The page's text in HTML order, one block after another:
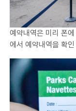
예약내역은 미리 폰
에서 예약내역을 확